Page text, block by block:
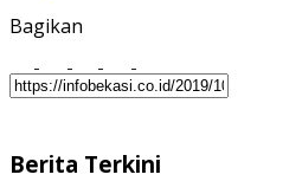
Bagikan
Berita Terkini